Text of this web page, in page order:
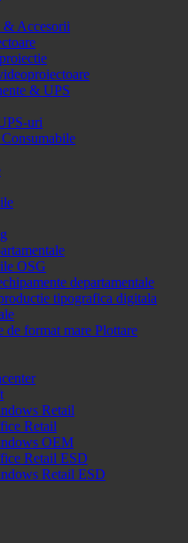
& Accesorii
& UPS
uri
OSG
departamentale
tipografica digitala
de format mare Plottare
Retail
Retail
OEM
Retail ESD
Retail ESD